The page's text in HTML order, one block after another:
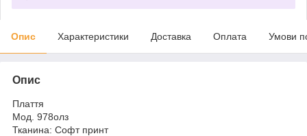
Опис Характеристики Доставка Оплата Умови
Опис
Плаття
Мод. 978олз
Тканина: Софт принт